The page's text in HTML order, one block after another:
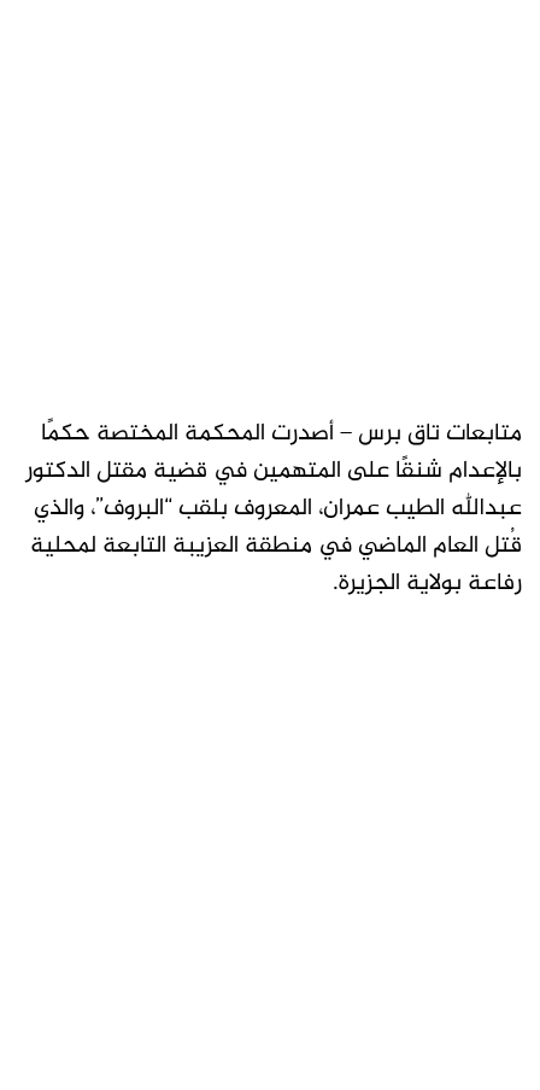
متابعات تاق برس – أصدرت المحكمة المختصة حكمًا
بالإعدام شنقًا على المتهمين في قضية مقتل الدكتور
عبدالله الطيب عمران، المعروف بلقب “البروف”، والذي
قُتل العام الماضي في منطقة العزيبة التابعة لمحلية
رفاعة بولاية الجزيرة.